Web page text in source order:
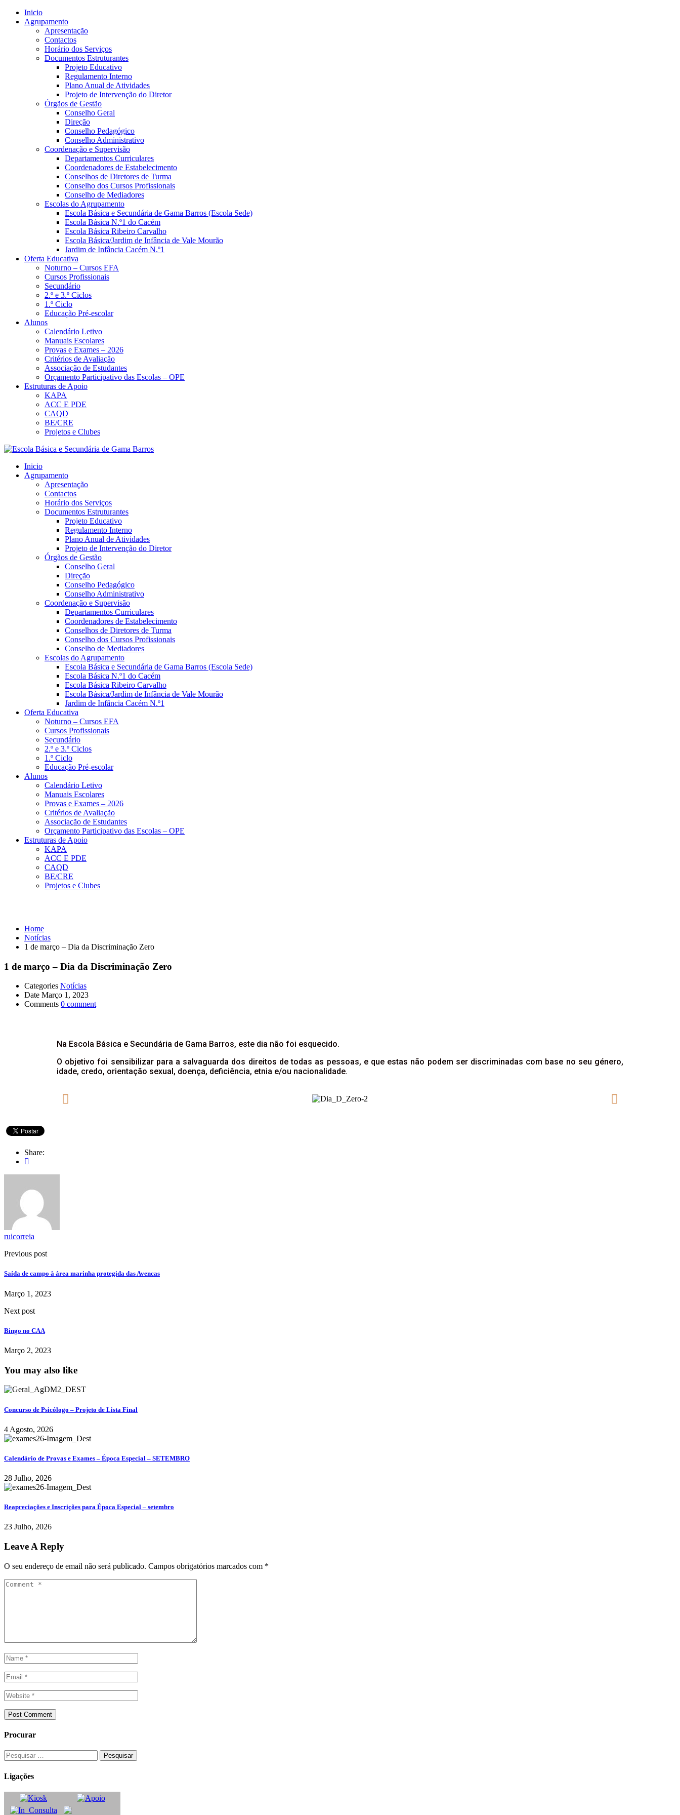
Inicio
Agrupamento
Apresentação
Contactos
Horário dos Serviços
Documentos Estruturantes
Projeto Educativo
Regulamento Interno
Plano Anual de Atividades
Projeto de Intervenção do Diretor
Órgãos de Gestão
Conselho Geral
Direção
Conselho Pedagógico
Conselho Administrativo
Coordenação e Supervisão
Departamentos Curriculares
Coordenadores de Estabelecimento
Conselhos de Diretores de Turma
Conselho dos Cursos Profissionais
Conselho de Mediadores
Escolas do Agrupamento
Escola Básica e Secundária de Gama Barros (Escola Sede)
Escola Básica N.º1 do Cacém
Escola Básica Ribeiro Carvalho
Escola Básica/Jardim de Infância de Vale Mourão
Jardim de Infância Cacém N.º1
Oferta Educativa
Noturno – Cursos EFA
Cursos Profissionais
Secundário
2.º e 3.º Ciclos
1.º Ciclo
Educação Pré-escolar
Alunos
Calendário Letivo
Manuais Escolares
Provas e Exames – 2026
Critérios de Avaliação
Associação de Estudantes
Orçamento Participativo das Escolas – OPE
Estruturas de Apoio
KAPA
ACC E PDE
CAQD
BE/CRE
Projetos e Clubes
Inicio
Agrupamento
Apresentação
Contactos
Horário dos Serviços
Documentos Estruturantes
Projeto Educativo
Regulamento Interno
Plano Anual de Atividades
Projeto de Intervenção do Diretor
Órgãos de Gestão
Conselho Geral
Direção
Conselho Pedagógico
Conselho Administrativo
Coordenação e Supervisão
Departamentos Curriculares
Coordenadores de Estabelecimento
Conselhos de Diretores de Turma
Conselho dos Cursos Profissionais
Conselho de Mediadores
Escolas do Agrupamento
Escola Básica e Secundária de Gama Barros (Escola Sede)
Escola Básica N.º1 do Cacém
Escola Básica Ribeiro Carvalho
Escola Básica/Jardim de Infância de Vale Mourão
Jardim de Infância Cacém N.º1
Oferta Educativa
Noturno – Cursos EFA
Cursos Profissionais
Secundário
2.º e 3.º Ciclos
1.º Ciclo
Educação Pré-escolar
Alunos
Calendário Letivo
Manuais Escolares
Provas e Exames – 2026
Critérios de Avaliação
Associação de Estudantes
Orçamento Participativo das Escolas – OPE
Estruturas de Apoio
KAPA
ACC E PDE
CAQD
BE/CRE
Projetos e Clubes
Home
Notícias
1 de março – Dia da Discriminação Zero
1 de março – Dia da Discriminação Zero
Categories Notícias
Date Março 1, 2023
Comments 0 comment
Na Escola Básica e Secundária de Gama Barros, este dia não foi esquecido.
O objetivo foi sensibilizar para a salvaguarda dos direitos de todas as pessoas, e que estas não podem ser discriminadas com base no seu género,
idade, credo, orientação sexual, doença, deficiência, etnia e/ou nacionalidade.
Share:
ruicorreia
Previous post
Saída de campo à área marinha protegida das Avencas
Março 1, 2023
Next post
Bingo no CAA
Março 2, 2023
You may also like
Concurso de Psicólogo – Projeto de Lista Final
4 Agosto, 2026
Calendário de Provas e Exames – Época Especial – SETEMBRO
28 Julho, 2026
Reapreciações e Inscrições para Época Especial – setembro
23 Julho, 2026
Leave A Reply
O seu endereço de email não será publicado. Campos obrigatórios marcados com *
Procurar
Ligações